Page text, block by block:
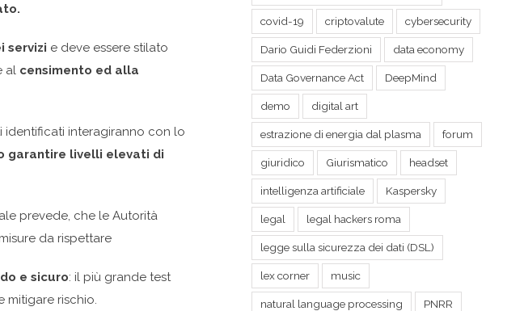
servizi e deve essere stilato
al censimento ed alla
identificati interagiranno con lo
garantire livelli elevati di
prevede, che le Autorità
da rispettare
e sicuro: il più grande test
mitigare rischio.
covid-19 criptovalute cybersecurity
Dario Guidi Federzioni data economy
Data Governance Act DeepMind
demo digital art
estrazione di energia dal plasma forum
giuridico Giurismatico headset
intelligenza artificiale Kaspersky
legal legal hackers roma
legge sulla sicurezza dei dati (DSL)
lex corner music
natural language processing PNRR